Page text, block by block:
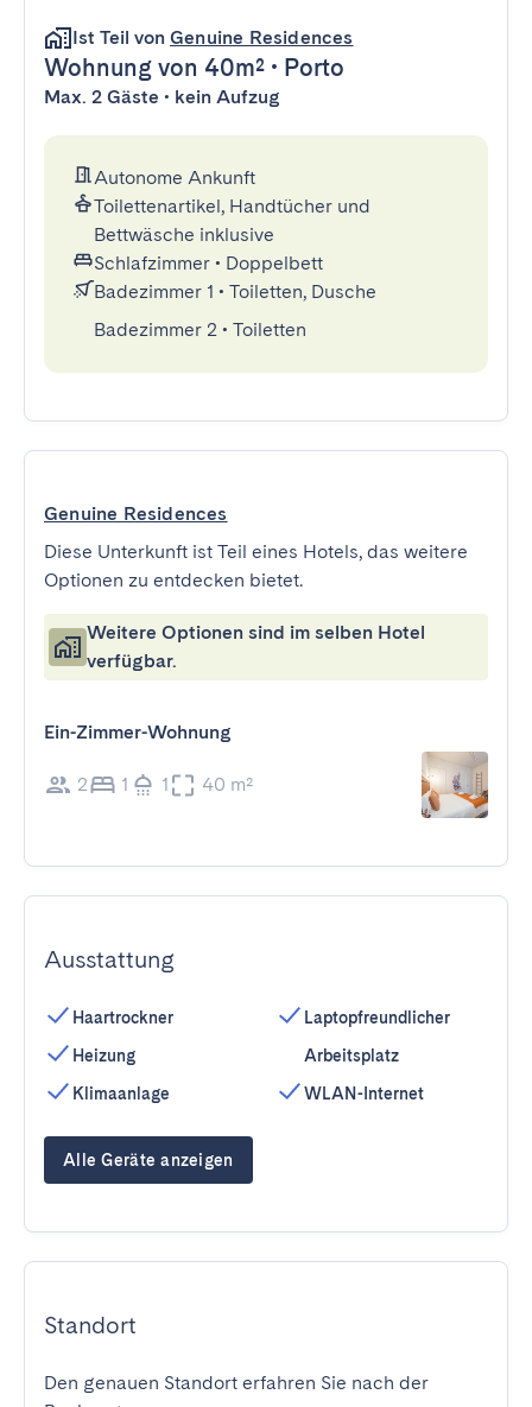
Ist Teil von Genuine Residences
Wohnung von 40m² • Porto
Max. 2 Gäste • kein Aufzug
Autonome Ankunft
Toilettenartikel, Handtücher und
Bettwäsche inklusive
Schlafzimmer • Doppelbett
Badezimmer 1 • Toiletten, Dusche
Badezimmer 2 • Toiletten
Genuine Residences
Diese Unterkunft ist Teil eines Hotels, das weitere
Optionen zu entdecken bietet.
Weitere Optionen sind im selben Hotel
verfügbar.
Ein-Zimmer-Wohnung
2 1 1 40 m²
Ausstattung
Haartrockner
Heizung
Klimaanlage
Laptopfreundlicher
Arbeitsplatz
WLAN-Internet
Alle Geräte anzeigen
Standort
Den genauen Standort erfahren Sie nach der